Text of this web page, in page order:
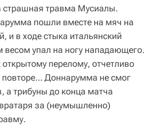
страшная травма Мусиалы.
пошли вместе на мяч на
и в ходе стыка итальянский
весом упал на ногу нападающего.
открытому перелому, отчетливо
повторе… Доннарумма не смог
а трибуны до конца матча
за (неумышленно)